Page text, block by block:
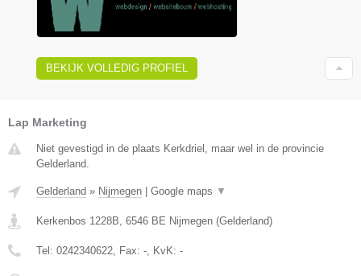
BEKIJK VOLLEDIG PROFIEL
Lap Marketing
Niet gevestigd in de plaats Kerkdriel, maar wel in de provincie
Gelderland.
Gelderland » Nijmegen Google maps ▼
Kerkenbos 1228B, 6546 BE Nijmegen (Gelderland)
Tel: 0242340622, Fax: -, KvK: -